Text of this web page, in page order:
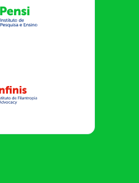
Instituto Pensi
Infinis